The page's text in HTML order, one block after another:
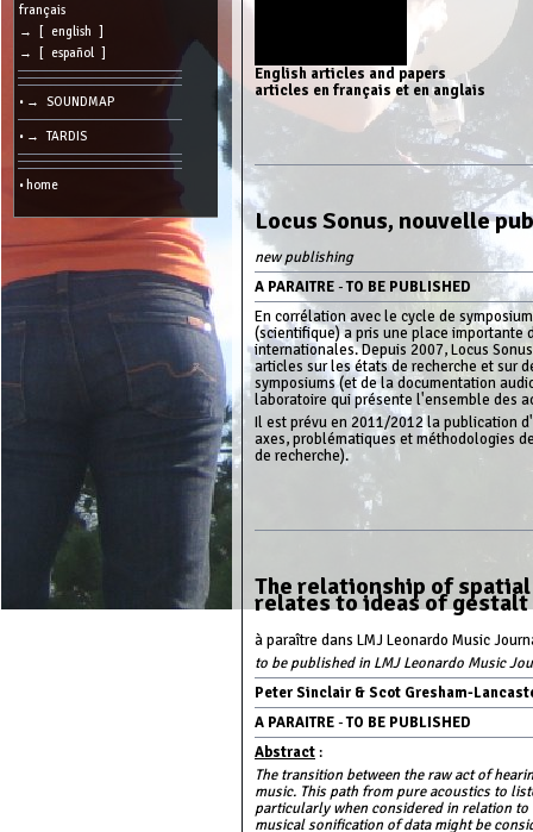
français
→ [ english ]
→ [ español ]
• → SOUNDMAP
• → TARDIS
• home
English articles and papers
articles en français et en anglais
Locus Sonus, nouvelle
new publishing
A PARAITRE-TO BE PUBLISHED
En corrélation avec le cycle de
(scientifique) a pris une place importante
internationales. Depuis 2007, Locus
articles sur les états de recherche et sur
symposiums (et de la documentation
laboratoire qui présente l'ensemble des
Il est prévu en 2011/2012 la publication
axes, problématiques et méthodologies
de recherche).
The relationship of
relates to ideas of
à paraître dans LMJ Leonardo Music
to be published in LMJ Leonardo Music
Peter Sinclair & Scot Gresham-
A PARAITRE-TO BE PUBLISHED
Abstract:
The transition between the raw act of
music. This path from pure acoustics to
particularly when considered in relation
musical sonification of data might be
cookies
Search:
Language:
14:19
-
216.73.217.130